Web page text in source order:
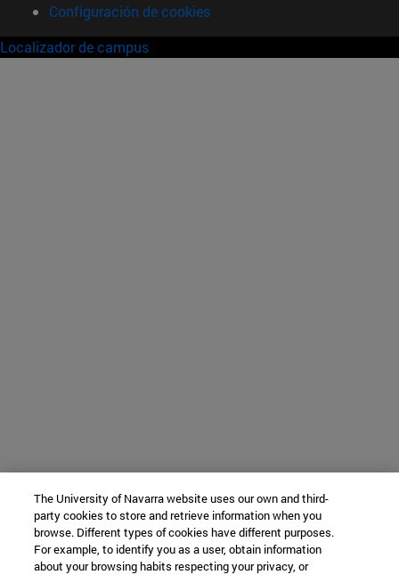
Configuración de cookies
Localizador de campus
The University of Navarra website uses our own and third-
party cookies to store and retrieve information when you
browse. Different types of cookies have different purposes.
For example, to identify you as a user, obtain information
about your browsing habits respecting your privacy, or